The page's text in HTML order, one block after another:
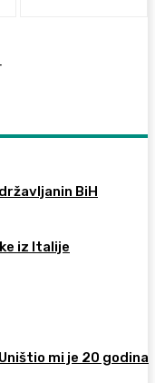
BiH
iz Italije
mi je 20 godina